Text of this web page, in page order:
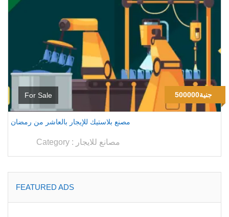
For Sale 500000جنية
مصنع بلاستيك للإيجار بالعاشر من رمضان
Category : مصانع للايجار
FEATURED ADS